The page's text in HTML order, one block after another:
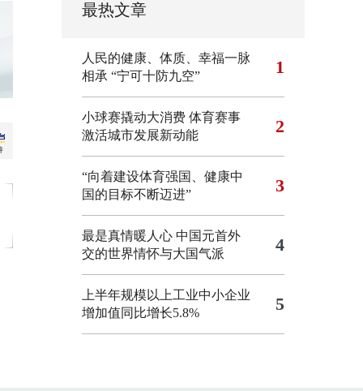
最热文章
人民的健康、体质、幸福一脉
相承 “宁可十防九空” 1
小球赛撬动大消费 体育赛事
激活城市发展新动能
2
“向着建设体育强国、健康中
国的目标不断迈进”
3
最是真情暖人心 中国元首外
交的世界情怀与大国气派
4
上半年规模以上工业中小企业
增加值同比增长5.8%
5